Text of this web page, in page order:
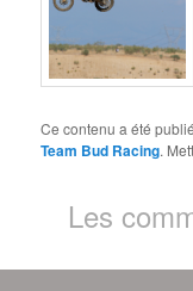
Ce contenu a été
Team Bud Racing.
Les